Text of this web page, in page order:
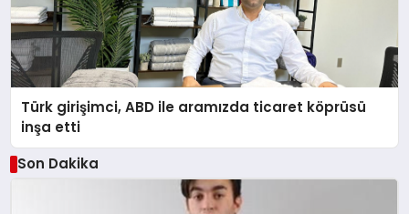
Türk girişimci, ABD ile aramızda ticaret köprüsü
inşa etti
Son Dakika